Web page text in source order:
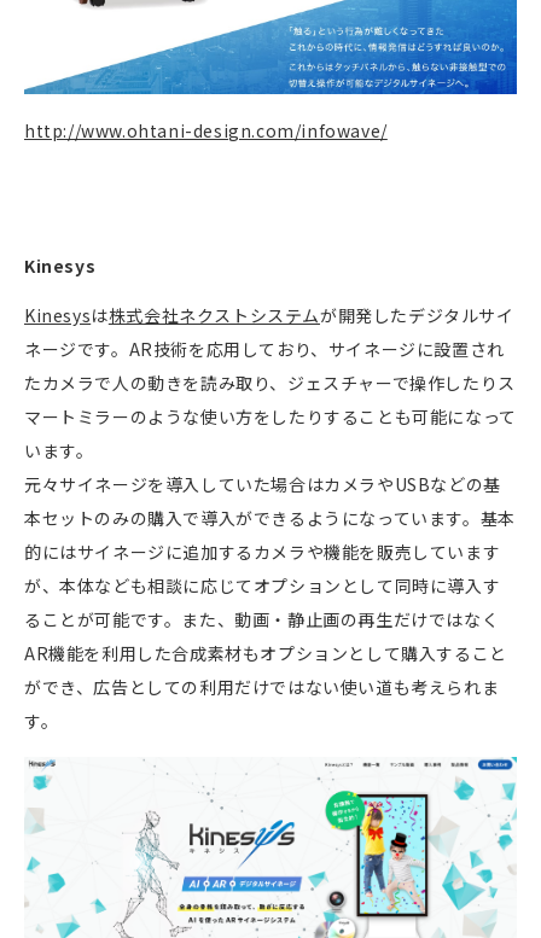
http://www.ohtani-design.com/infowave/
Kinesys
Kinesysは株式会社ネクストシステムが開発したデジタルサイ
ネージです。AR技術を応用しており、サイネージに設置され
たカメラで人の動きを読み取り、ジェスチャーで操作したりス
マートミラーのような使い方をしたりすることも可能になって
います。
元々サイネージを導入していた場合はカメラやUSBなどの基
本セットのみの購入で導入ができるようになっています。基本
的にはサイネージに追加するカメラや機能を販売しています
が、本体なども相談に応じてオプションとして同時に導入す
ることが可能です。また、動画・静止画の再生だけではなく
AR機能を利用した合成素材もオプションとして購入すること
ができ、広告としての利用だけではない使い道も考えられま
す。